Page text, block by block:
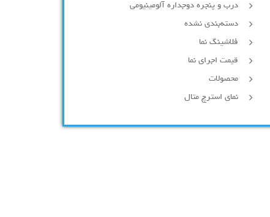
درب و پنجره دوجداره آلومینیومی
دسته‌بندی نشده
فلاشینگ نما
قیمت اجرای نما
محصولات
نمای استرچ متال